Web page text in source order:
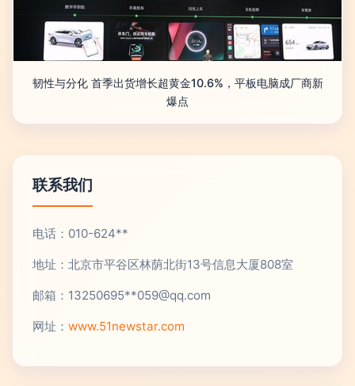
韧性与分化 首季出货增长超黄金10.6%，平板电脑成厂商新
爆点
联系我们
电话：010-624**
地址：北京市平谷区林荫北街13号信息大厦808室
邮箱：13250695**059@qq.com
网址： www.51newstar.com